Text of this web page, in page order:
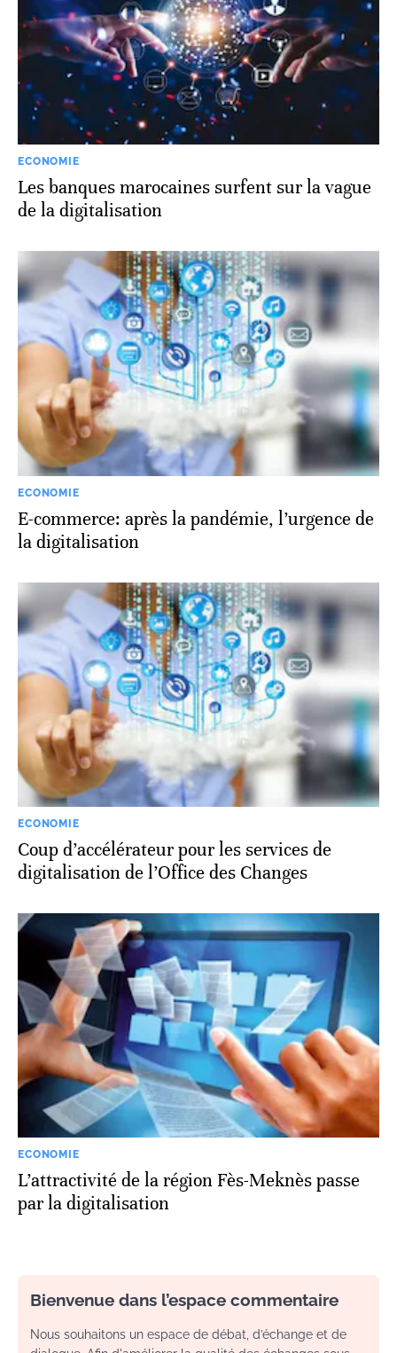
ECONOMIE
Les banques marocaines surfent sur la vague
de la digitalisation
ECONOMIE
E-commerce: après la pandémie, l’urgence de
la digitalisation
ECONOMIE
Coup d’accélérateur pour les services de
digitalisation de l’Office des Changes
ECONOMIE
L’attractivité de la région Fès-Meknès passe
par la digitalisation
Bienvenue dans l’espace commentaire
Nous souhaitons un espace de débat, d’échange et de